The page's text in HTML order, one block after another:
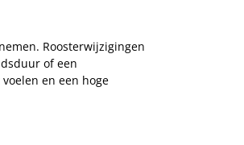
Roosterwijzigingen
of een
en een hoge